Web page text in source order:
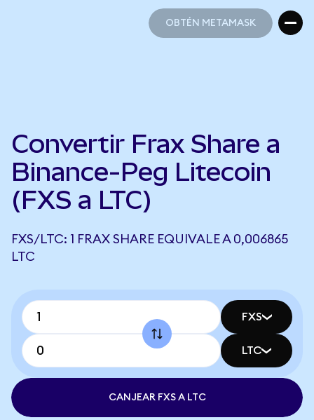
OBTÉN METAMASK
Convertir Frax Share a
Binance-Peg Litecoin
(FXS a LTC)
FXS/LTC: 1 FRAX SHARE EQUIVALE A 0,006865
LTC
FXS
LTC
CANJEAR FXS A LTC